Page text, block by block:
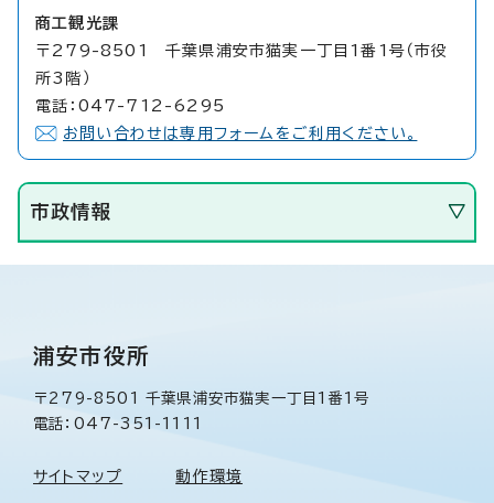
商工観光課
〒279-8501 千葉県浦安市猫実一丁目1番1号（市役
所3階）
電話：047-712-6295
お問い合わせは専用フォームをご利用ください。
市政情報
浦安市役所
〒279-8501 千葉県浦安市猫実一丁目1番1号
電話：047-351-1111
サイトマップ 動作環境